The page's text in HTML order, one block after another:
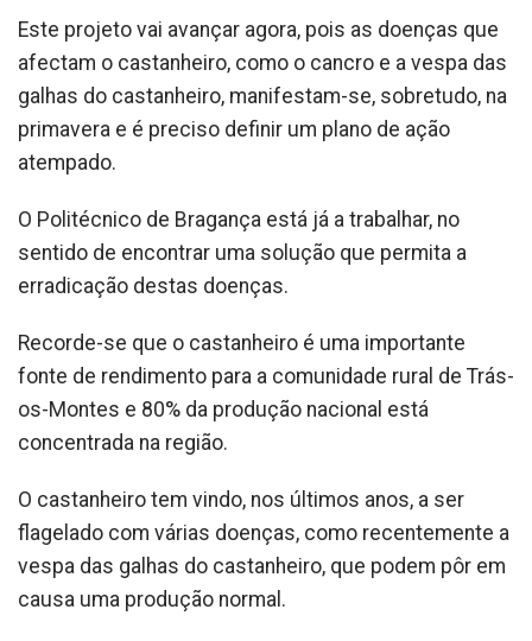
Este projeto vai avançar agora, pois as doenças que
afectam o castanheiro, como o cancro e a vespa das
galhas do castanheiro, manifestam-se, sobretudo, na
primavera e é preciso definir um plano de ação
atempado.
O Politécnico de Bragança está já a trabalhar, no
sentido de encontrar uma solução que permita a
erradicação destas doenças.
Recorde-se que o castanheiro é uma importante
fonte de rendimento para a comunidade rural de Trás-
os-Montes e 80% da produção nacional está
concentrada na região.
O castanheiro tem vindo, nos últimos anos, a ser
flagelado com várias doenças, como recentemente a
vespa das galhas do castanheiro, que podem pôr em
causa uma produção normal.